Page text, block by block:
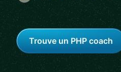
Trouve un PHP coach